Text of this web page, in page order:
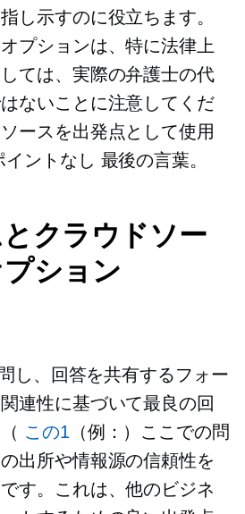
し示すのに役立ちます。
プションは、特に法律上
ては、実際の弁護士の代
ないことに注意してくだ
ースを出発点として使用
イントなし 最後の言葉。
クラウドソー
ション
し、回答を共有するフォー
連性に基づいて最良の回
この1（例：）ここでの問
出所や情報源の信頼性を
す。これは、他のビジネ